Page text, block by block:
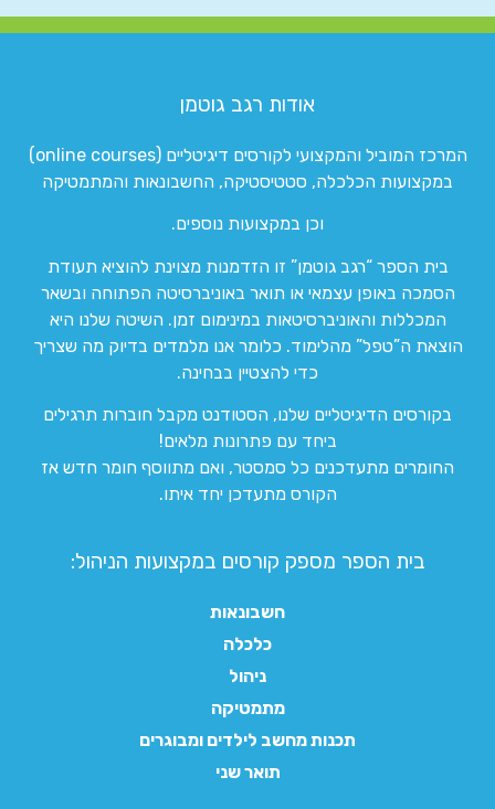
אודות רגב גוטמן
המרכז המוביל והמקצועי לקורסים דיגיטליים (online courses)
במקצועות הכלכלה, סטטיסטיקה, החשבונאות והמתמטיקה
וכן במקצועות נוספים.
בית הספר “רגב גוטמן” זו הזדמנות מצוינת להוציא תעודת
הסמכה באופן עצמאי או תואר באוניברסיטה הפתוחה ובשאר
המכללות והאוניברסיטאות במינימום זמן. השיטה שלנו היא
הוצאת ה”טפל” מהלימוד. כלומר אנו מלמדים בדיוק מה שצריך
כדי להצטיין בבחינה.
בקורסים הדיגיטליים שלנו, הסטודנט מקבל חוברות תרגילים
ביחד עם פתרונות מלאים!
החומרים מתעדכנים כל סמסטר, ואם מתווסף חומר חדש אז
הקורס מתעדכן יחד איתו.
בית הספר מספק קורסים במקצועות הניהול:
חשבונאות
כלכלה
ניהול
מתמטיקה
תכנות מחשב לילדים ומבוגרים
תואר שני